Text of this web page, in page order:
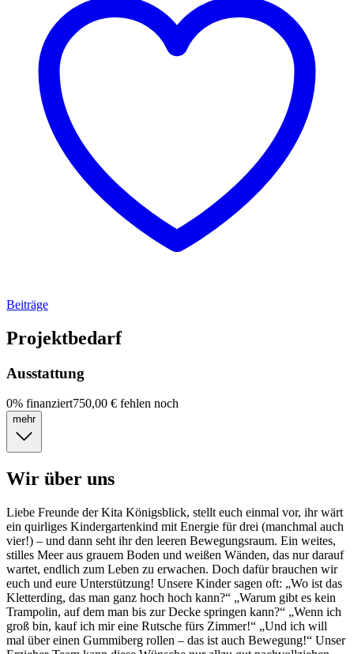
Beiträge
Projektbedarf
Ausstattung
0% finanziert750,00 € fehlen noch
mehr
Wir über uns
Liebe Freunde der Kita Königsblick, stellt euch einmal vor, ihr wärt
ein quirliges Kindergartenkind mit Energie für drei (manchmal auch
vier!) – und dann seht ihr den leeren Bewegungsraum. Ein weites,
stilles Meer aus grauem Boden und weißen Wänden, das nur darauf
wartet, endlich zum Leben zu erwachen. Doch dafür brauchen wir
euch und eure Unterstützung! Unsere Kinder sagen oft: „Wo ist das
Kletterding, das man ganz hoch hoch kann?“ „Warum gibt es kein
Trampolin, auf dem man bis zur Decke springen kann?“ „Wenn ich
groß bin, kauf ich mir eine Rutsche fürs Zimmer!“ „Und ich will
mal über einen Gummiberg rollen – das ist auch Bewegung!“ Unser